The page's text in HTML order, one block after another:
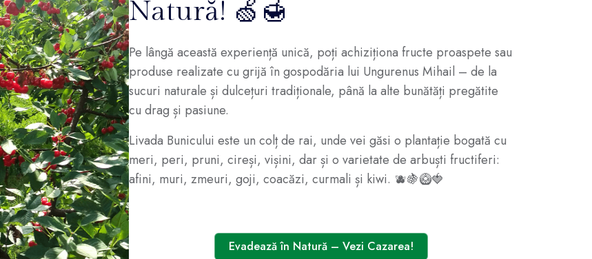
Natură! 🍏🍯
Pe lângă această experiență unică, poți achiziționa fructe proaspete sau
produse realizate cu grijă în gospodăria lui Ungurenus Mihail – de la
sucuri naturale și dulcețuri tradiționale, până la alte bunătăți pregătite
cu drag și pasiune.
Livada Bunicului este un colț de rai, unde vei găsi o plantație bogată cu
meri, peri, pruni, cireși, vișini, dar și o varietate de arbuști fructiferi:
afini, muri, zmeuri, goji, coacăzi, curmali și kiwi. 🫐🍇🥝🍓
Evadează în Natură – Vezi Cazarea!